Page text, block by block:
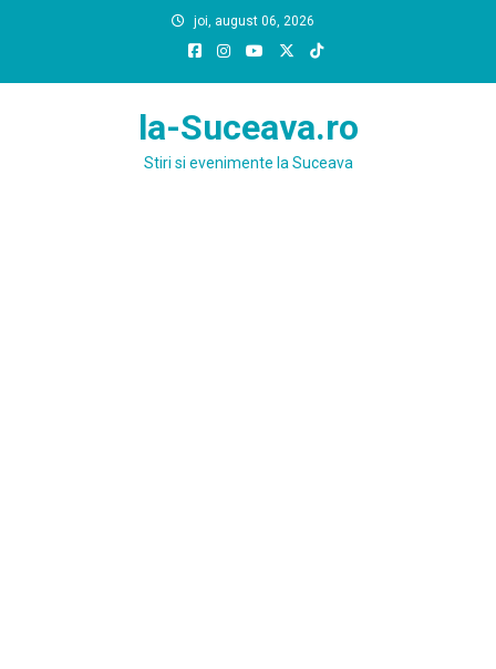
joi, august 06, 2026
la-Suceava.ro
Stiri si evenimente la Suceava